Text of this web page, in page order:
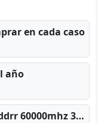
en cada caso
año
acer predator vesta 2 rgb ddrr 60000mhz 32gb x2 16gb